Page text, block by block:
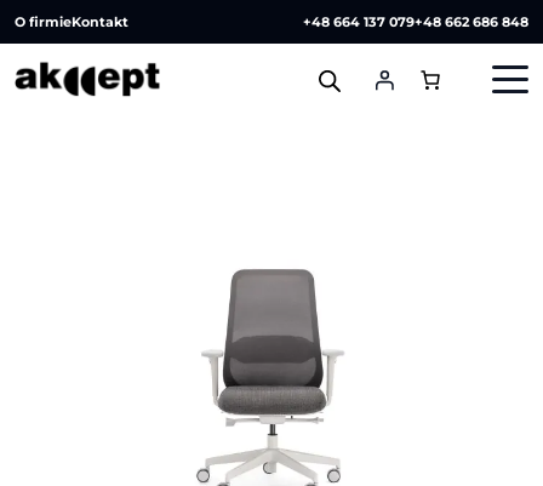
O firmieKontakt +48 664 137 079+48 662 686 848